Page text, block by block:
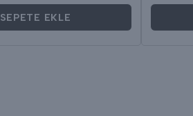
SEPETE EKLE